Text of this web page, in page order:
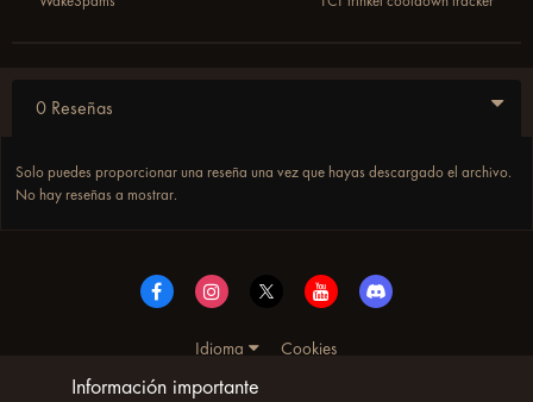
0 Reseñas
Solo puedes proporcionar una reseña una vez que hayas descargado el archivo.
No hay reseñas a mostrar.
Idioma
Cookies
© Copyright UltimoWoW™ 2025. Todos los derechos
Información importante